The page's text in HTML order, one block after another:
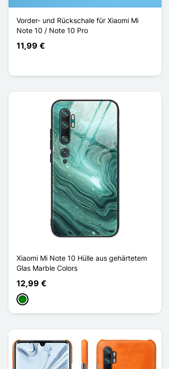
Vorder- und Rückschale für Xiaomi Mi
Note 10 / Note 10 Pro
11,99 €
Xiaomi Mi Note 10 Hülle aus gehärtetem
Glas Marble Colors
12,99 €
Grün